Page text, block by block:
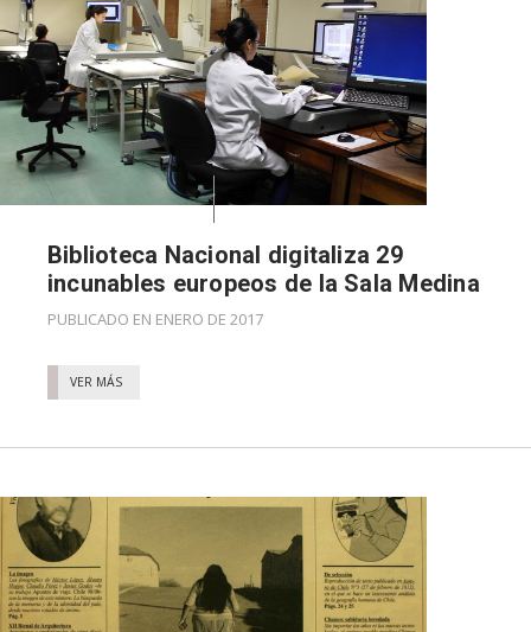
Biblioteca Nacional digitaliza 29
incunables europeos de la Sala Medina
PUBLICADO EN ENERO DE 2017
VER MÁS